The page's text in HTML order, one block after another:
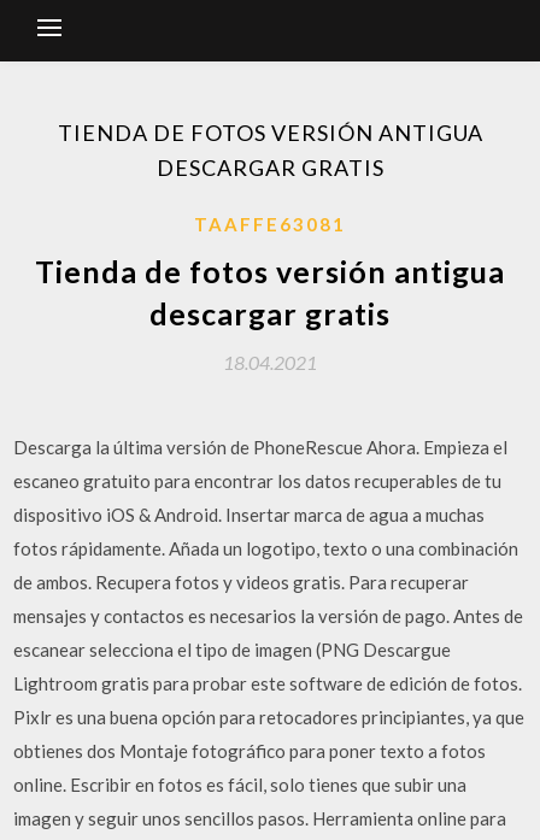
TIENDA DE FOTOS VERSIÓN ANTIGUA
DESCARGAR GRATIS
TAAFFE63081
Tienda de fotos versión antigua
descargar gratis
18.04.2021
Descarga la última versión de PhoneRescue Ahora. Empieza el
escaneo gratuito para encontrar los datos recuperables de tu
dispositivo iOS & Android. Insertar marca de agua a muchas
fotos rápidamente. Añada un logotipo, texto o una combinación
de ambos. Recupera fotos y videos gratis. Para recuperar
mensajes y contactos es necesarios la versión de pago. Antes de
escanear selecciona el tipo de imagen (PNG Descargue
Lightroom gratis para probar este software de edición de fotos.
Pixlr es una buena opción para retocadores principiantes, ya que
obtienes dos Montaje fotográfico para poner texto a fotos
online. Escribir en fotos es fácil, solo tienes que subir una
imagen y seguir unos sencillos pasos. Herramienta online para